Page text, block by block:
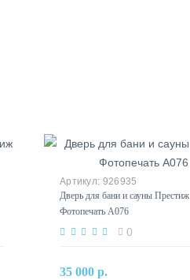
926935
Дверь для бани и сауны Престиж
Фотопечать А076
0
35 000 р.В корзину